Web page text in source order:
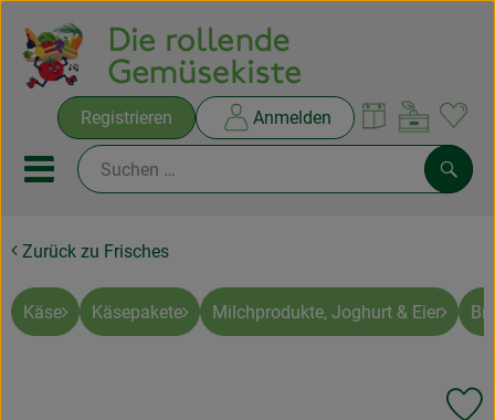
Registrieren Anmelden
Mobiles Menu öffnen oder
Ökokisten
Rezepte
Zurück zu Frisches
Käse Käsepakete Milchprodukte, Joghurt & Eier